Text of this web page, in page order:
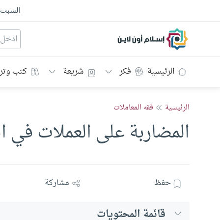
السبت
إسلام أون لاين
الرئيسية فكر شريعة كتب
الرئيسية فقه المعاملات
المضاربة على العملات في
حفظ مشاركة
قائمة المحتويات